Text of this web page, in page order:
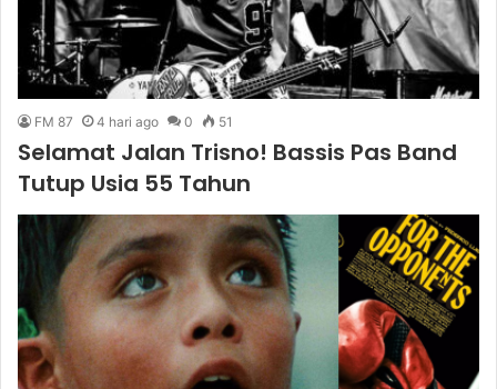
FM 87 4 hari ago 0 51
Selamat Jalan Trisno! Bassis Pas Band
Tutup Usia 55 Tahun